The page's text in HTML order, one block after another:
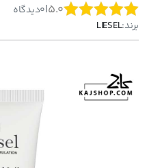
5.0
|
0دیدگاه
برند:LIESEL